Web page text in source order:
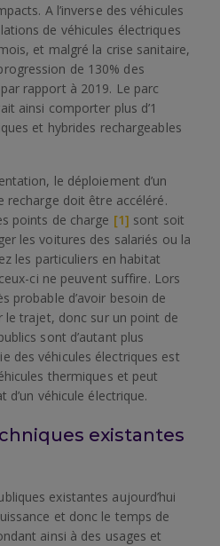
A l’inverse des véhicules
de véhicules électriques
et malgré la crise sanitaire,
de 130% des
rapport à 2019. Le parc
ainsi comporter plus d’1
et hybrides rechargeables
le déploiement d’un
recharge doit être accéléré.
points de charge [1] sont soit
les voitures des salariés ou la
les particuliers en habitat
ci ne peuvent suffire. Lors
probable d’avoir besoin de
le trajet, donc sur un point de
sont d’autant plus
des véhicules électriques est
thermiques et peut
d’un véhicule électrique.
existantes
existantes aujourd’hui
et donc le temps de
ainsi à des usages et